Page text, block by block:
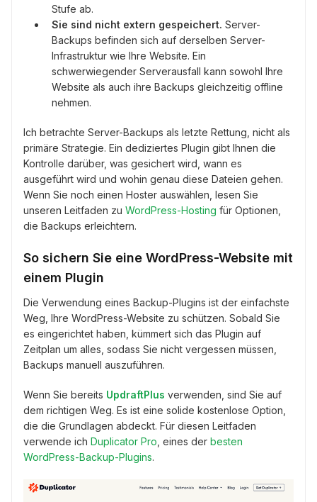
Stufe ab.
Sie sind nicht extern gespeichert. Server-
Backups befinden sich auf derselben Server-
Infrastruktur wie Ihre Website. Ein
schwerwiegender Serverausfall kann sowohl Ihre
Website als auch ihre Backups gleichzeitig offline
nehmen.
Ich betrachte Server-Backups als letzte Rettung, nicht als
primäre Strategie. Ein dediziertes Plugin gibt Ihnen die
Kontrolle darüber, was gesichert wird, wann es
ausgeführt wird und wohin genau diese Dateien gehen.
Wenn Sie noch einen Hoster auswählen, lesen Sie
unseren Leitfaden zu WordPress-Hosting für Optionen,
die Backups erleichtern.
So sichern Sie eine WordPress-Website mit
einem Plugin
Die Verwendung eines Backup-Plugins ist der einfachste
Weg, Ihre WordPress-Website zu schützen. Sobald Sie
es eingerichtet haben, kümmert sich das Plugin auf
Zeitplan um alles, sodass Sie nicht vergessen müssen,
Backups manuell auszuführen.
Wenn Sie bereits UpdraftPlus verwenden, sind Sie auf
dem richtigen Weg. Es ist eine solide kostenlose Option,
die die Grundlagen abdeckt. Für diesen Leitfaden
verwende ich Duplicator Pro , eines der besten
WordPress-Backup-Plugins.